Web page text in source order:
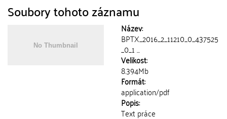
Soubory tohoto záznamu
Název:
BPTX_2016_2_11210_0_437525
_0_1 ...
Velikost:
8.394Mb
Formát:
application/pdf
Popis:
Text práce